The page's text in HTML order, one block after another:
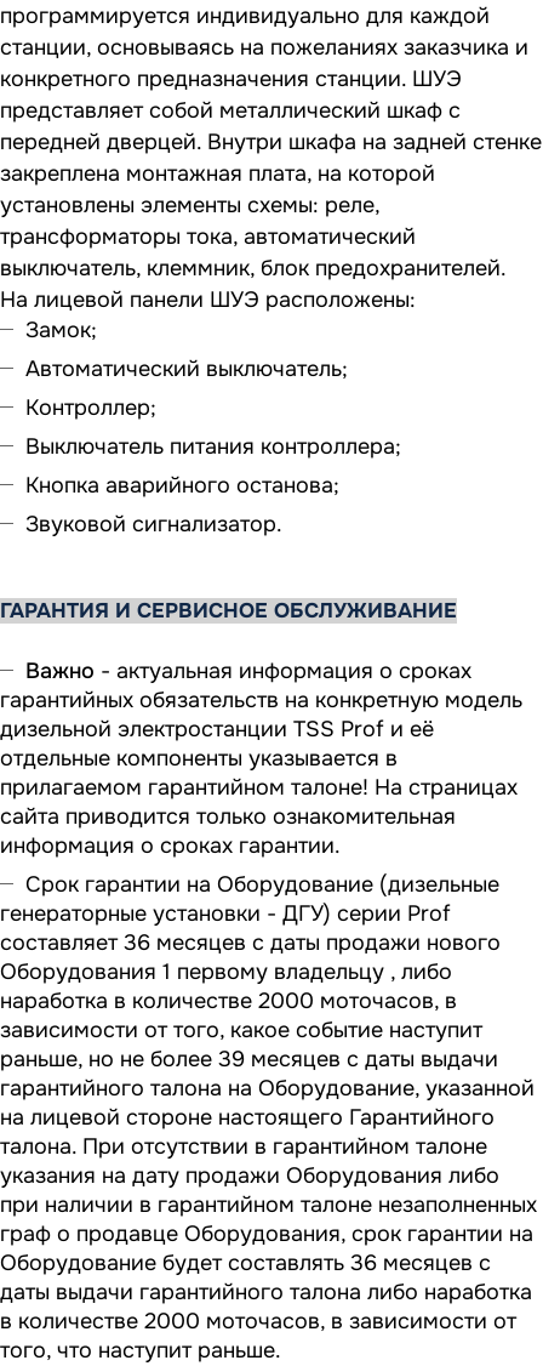
программируется индивидуально для каждой
станции, основываясь на пожеланиях заказчика и
конкретного предназначения станции. ШУЭ
представляет собой металлический шкаф с
передней дверцей. Внутри шкафа на задней стенке
закреплена монтажная плата, на которой
установлены элементы схемы: реле,
трансформаторы тока, автоматический
выключатель, клеммник, блок предохранителей.
На лицевой панели ШУЭ расположены:
Замок;
Автоматический выключатель;
Контроллер;
Выключатель питания контроллера;
Кнопка аварийного останова;
Звуковой сигнализатор.
ГАРАНТИЯ И СЕРВИСНОЕ ОБСЛУЖИВАНИЕ
Важно - актуальная информация о сроках
гарантийных обязательств на конкретную модель
дизельной электростанции TSS Prof и её
отдельные компоненты указывается в
прилагаемом гарантийном талоне! На страницах
сайта приводится только ознакомительная
информация о сроках гарантии.
Срок гарантии на Оборудование (дизельные
генераторные установки - ДГУ) серии Prof
составляет 36 месяцев с даты продажи нового
Оборудования 1 первому владельцу , либо
наработка в количестве 2000 моточасов, в
зависимости от того, какое событие наступит
раньше, но не более 39 месяцев с даты выдачи
гарантийного талона на Оборудование, указанной
на лицевой стороне настоящего Гарантийного
талона. При отсутствии в гарантийном талоне
указания на дату продажи Оборудования либо
при наличии в гарантийном талоне незаполненных
граф о продавце Оборудования, срок гарантии на
Оборудование будет составлять 36 месяцев с
даты выдачи гарантийного талона либо наработка
в количестве 2000 моточасов, в зависимости от
того, что наступит раньше.